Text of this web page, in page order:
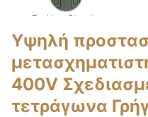
Υψηλή
400V
τετράγωνα